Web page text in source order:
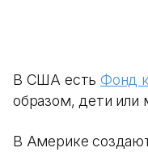
В США естьФонд
образом, дети или
В Америке